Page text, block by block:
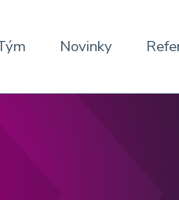
Novinky